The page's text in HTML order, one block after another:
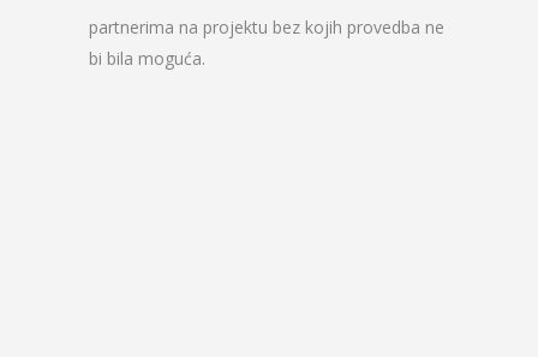
partnerima na projektu bez kojih provedba ne
bi bila moguća.